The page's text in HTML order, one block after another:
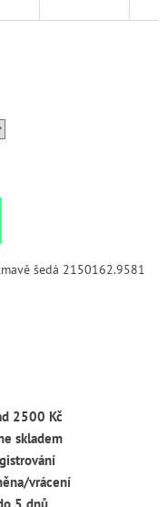
šedá 2150162.9581
2500 Kč
skladem
vrácení